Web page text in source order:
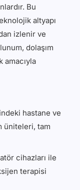
Bu
altyapı
izlenir ve
dolaşım
amacıyla
hastane ve
üniteleri, tam
cihazları ile
terapisi